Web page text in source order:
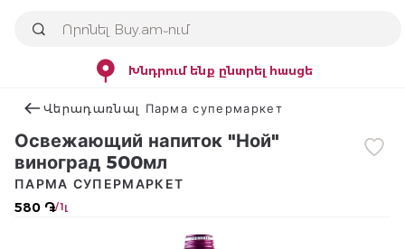
Խնդրում ենք ընտրել հասցե
Վերադառնալ Парма супермаркет
Освежающий напиток "Ной"
виноград 500мл
580 ֏/ 1լ
ПАРМА СУПЕРМАРКЕТ